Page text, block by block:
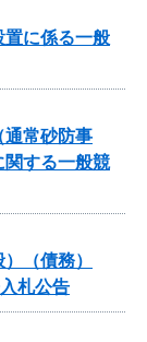
置に係る一般
常砂防事
する一般競
（債務）
札公告